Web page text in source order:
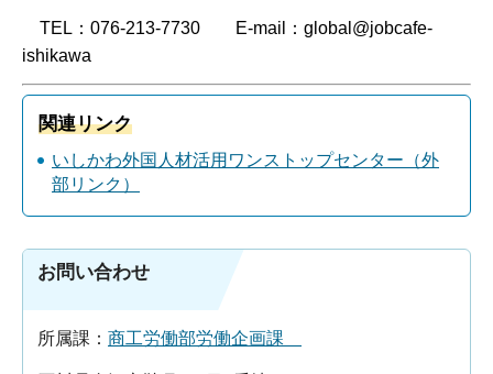
TEL：076-213-7730 E-mail：global@jobcafe-
ishikawa
関連リンク
いしかわ外国人材活用ワンストップセンター（外
部リンク）
お問い合わせ
所属課： 商工労働部労働企画課